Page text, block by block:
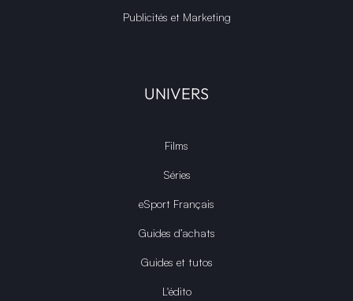
Publicités et Marketing
UNIVERS
Films
Séries
eSport Français
Guides d’achats
Guides et tutos
L'édito